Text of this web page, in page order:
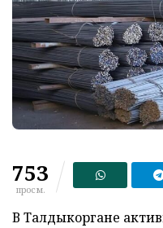
753
просм.
В Талдыкоргане